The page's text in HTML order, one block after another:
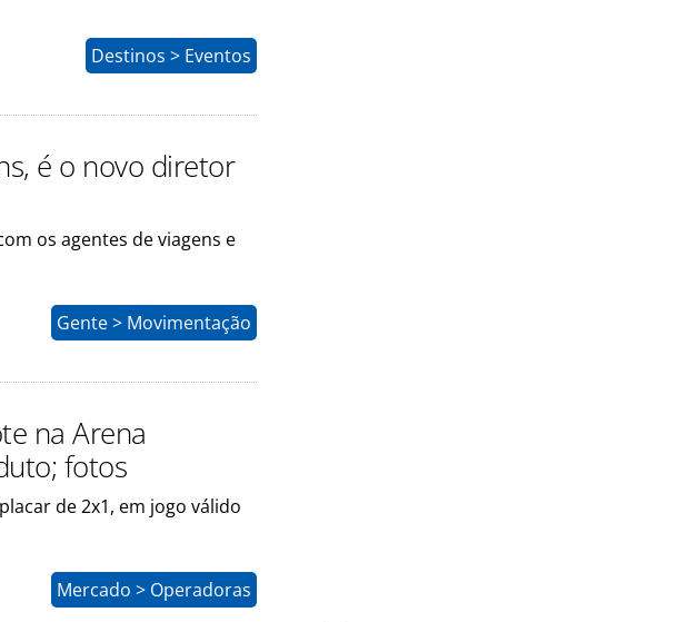
Destinos > Eventos
é o novo diretor
os agentes de viagens e
Gente > Movimentação
na Arena
fotos
de 2x1, em jogo válido
Mercado > Operadoras